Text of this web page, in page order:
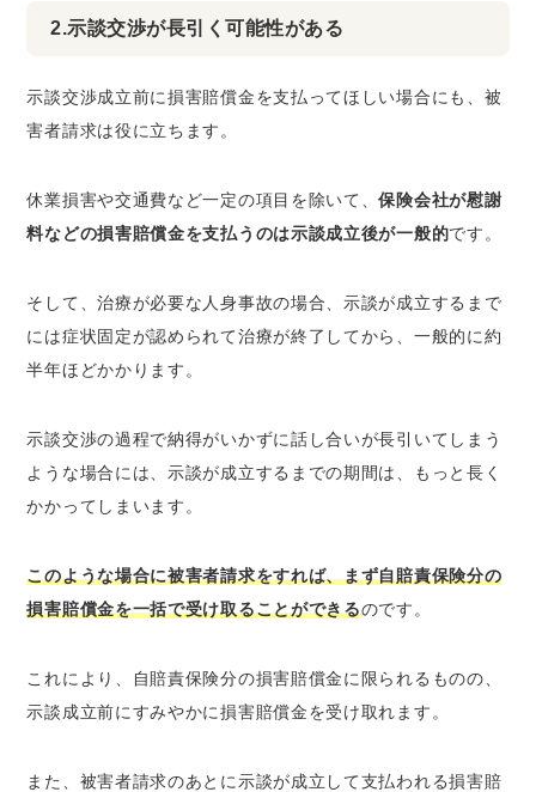
2.示談交渉が長引く可能性がある
示談交渉成立前に損害賠償金を支払ってほしい場合にも、被
害者請求は役に立ちます。
休業損害や交通費など一定の項目を除いて、保険会社が慰謝
料などの損害賠償金を支払うのは示談成立後が一般的です。
そして、治療が必要な人身事故の場合、示談が成立するまで
には症状固定が認められて治療が終了してから、一般的に約
半年ほどかかります。
示談交渉の過程で納得がいかずに話し合いが長引いてしまう
ような場合には、示談が成立するまでの期間は、もっと長く
かかってしまいます。
このような場合に被害者請求をすれば、まず自賠責保険分の
損害賠償金を一括で受け取ることができるのです。
これにより、自賠責保険分の損害賠償金に限られるものの、
示談成立前にすみやかに損害賠償金を受け取れます。
また、被害者請求のあとに示談が成立して支払われる損害賠